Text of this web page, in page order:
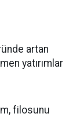
artan
yatırımlar
filosunu